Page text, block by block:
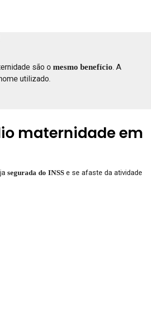
são o mesmo benefício. A
utilizado.
maternidade em
segurada do INSS e se afaste da atividade